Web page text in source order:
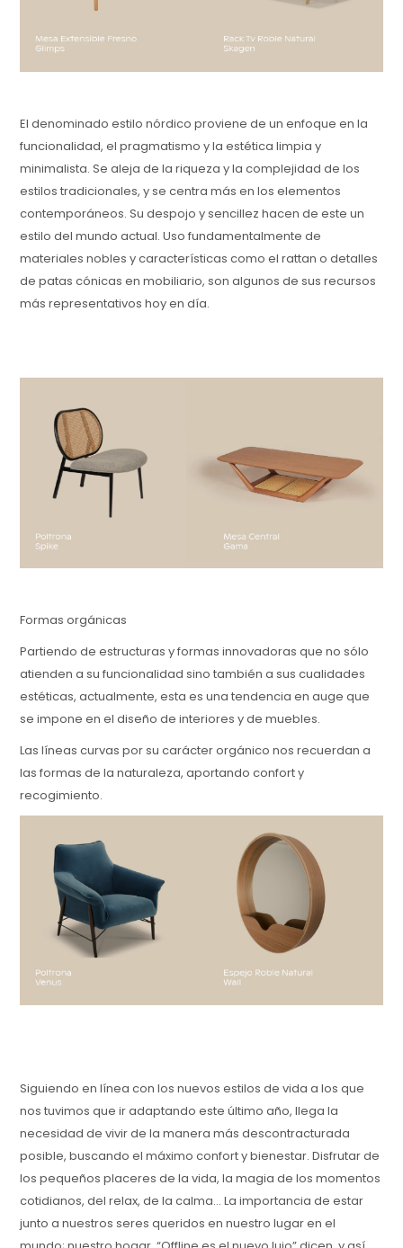
El denominado estilo nórdico proviene de un enfoque en la
funcionalidad, el pragmatismo y la estética limpia y
minimalista. Se aleja de la riqueza y la complejidad de los
estilos tradicionales, y se centra más en los elementos
contemporáneos. Su despojo y sencillez hacen de este un
estilo del mundo actual. Uso fundamentalmente de
materiales nobles y características como el rattan o detalles
de patas cónicas en mobiliario, son algunos de sus recursos
más representativos hoy en día.
Formas orgánicas
Partiendo de estructuras y formas innovadoras que no sólo
atienden a su funcionalidad sino también a sus cualidades
estéticas, actualmente, esta es una tendencia en auge que
se impone en el diseño de interiores y de muebles.
Las líneas curvas por su carácter orgánico nos recuerdan a
las formas de la naturaleza, aportando confort y
recogimiento.
Siguiendo en línea con los nuevos estilos de vida a los que
nos tuvimos que ir adaptando este último año, llega la
necesidad de vivir de la manera más descontracturada
posible, buscando el máximo confort y bienestar. Disfrutar de
los pequeños placeres de la vida, la magia de los momentos
cotidianos, del relax, de la calma… La importancia de estar
junto a nuestros seres queridos en nuestro lugar en el